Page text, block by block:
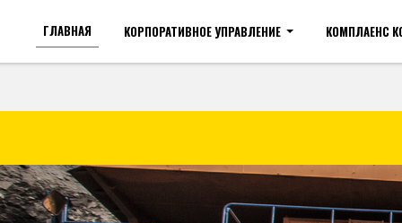
Для слабовидящих
ГЛАВНАЯ КОРПОРАТИВНОЕ УПРАВЛЕНИЕ КОМПЛАЕНС